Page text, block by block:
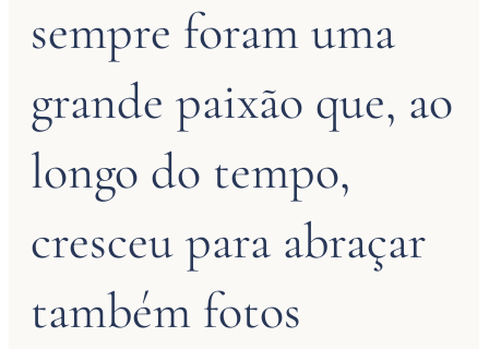
sempre foram uma
grande paixão que, ao
longo do tempo,
cresceu para abraçar
também fotos